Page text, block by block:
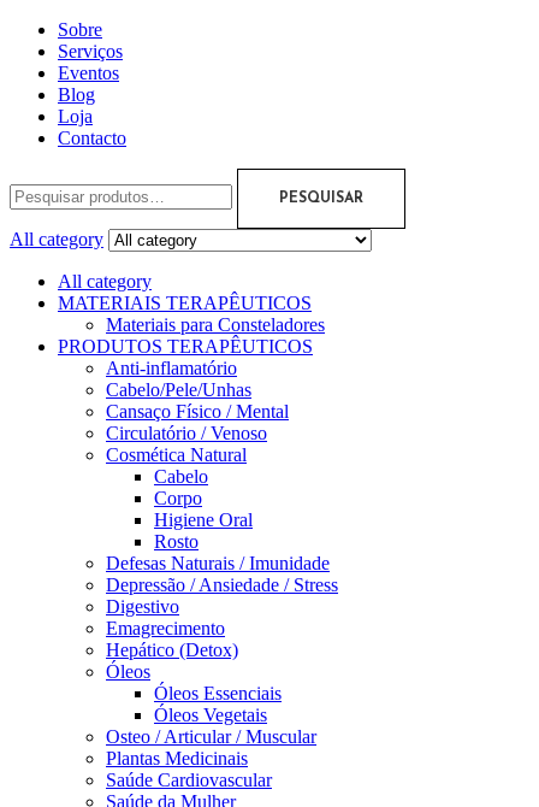
Sobre
Serviços
Eventos
Blog
Loja
Contacto
PESQUISAR
All category
All category
MATERIAIS TERAPÊUTICOS
Materiais para Consteladores
PRODUTOS TERAPÊUTICOS
Anti-inflamatório
Cabelo/Pele/Unhas
Cansaço Físico / Mental
Circulatório / Venoso
Cosmética Natural
Cabelo
Corpo
Higiene Oral
Rosto
Defesas Naturais / Imunidade
Depressão / Ansiedade / Stress
Digestivo
Emagrecimento
Hepático (Detox)
Óleos
Óleos Essenciais
Óleos Vegetais
Osteo / Articular / Muscular
Plantas Medicinais
Saúde Cardiovascular
Saúde da Mulher